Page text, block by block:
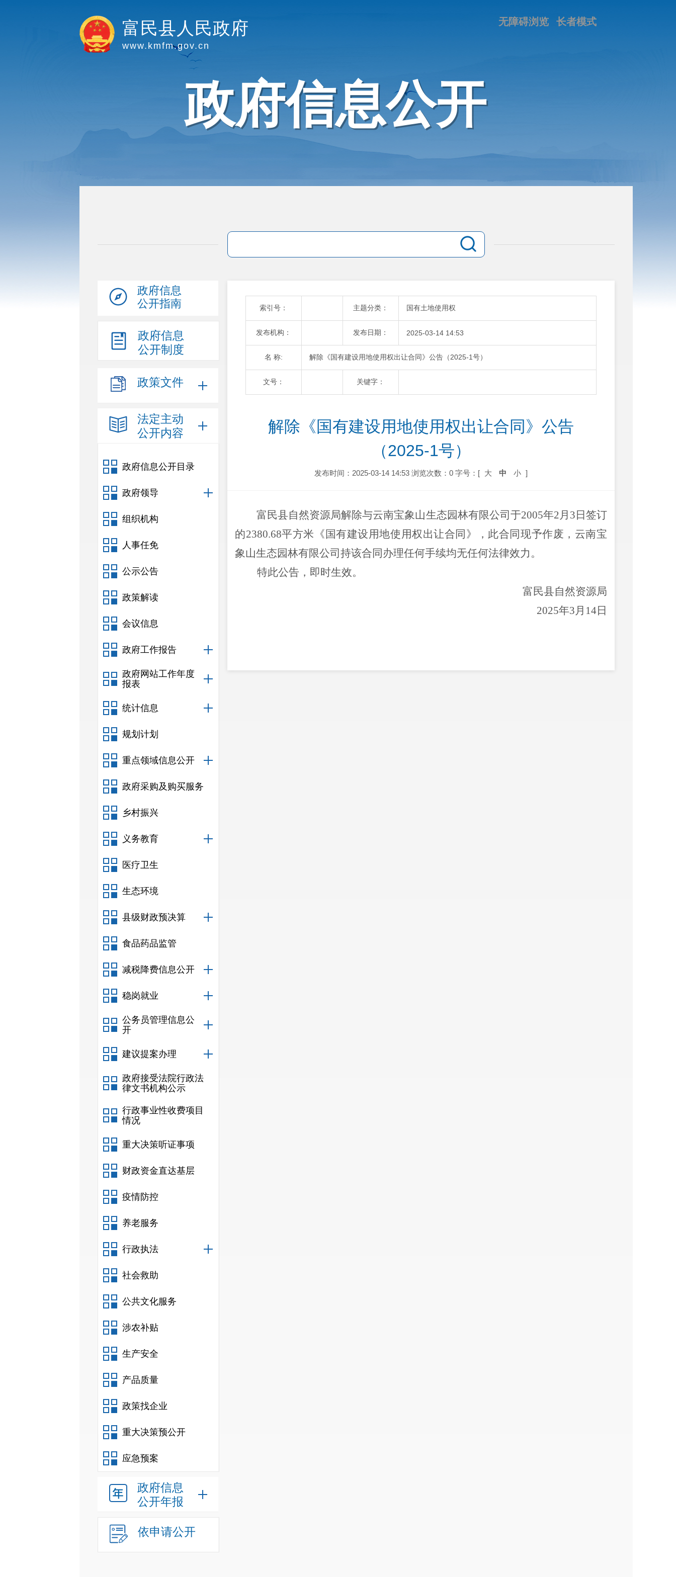
富民县人民政府
www.kmfm.gov.cn
长者模式
无障碍浏览
政府信息公开
政府信息
公开指南
政府信息
公开制度
政策文件
法定主动
公开内容
政府信息公开目录
政府领导
组织机构
人事任免
公示公告
政策解读
会议信息
政府工作报告
政府网站工作年度
报表
统计信息
规划计划
重点领域信息公开
政府采购及购买服务
乡村振兴
义务教育
医疗卫生
生态环境
县级财政预决算
食品药品监管
减税降费信息公开
稳岗就业
公务员管理信息公
开
建议提案办理
政府接受法院行政法
律文书机构公示
行政事业性收费项目
情况
重大决策听证事项
财政资金直达基层
疫情防控
养老服务
行政执法
社会救助
公共文化服务
涉农补贴
生产安全
产品质量
政策找企业
重大决策预公开
应急预案
政府信息
公开年报
依申请公开
索引号： 主题分类： 国有土地使用权
发布机构： 发布日期： 2025-03-14 14:53
名 称: 解除《国有建设用地使用权出让合同》公告（2025-1号）
文号： 关键字：
解除《国有建设用地使用权出让合同》公告
（2025-1号）
发布时间：2025-03-14 14:53 浏览次数：0 字号：[ 大 中 小 ]
富民县自然资源局解除与云南宝象山生态园林有限公司 于2005年2月 3 日 签订
的2380.68平方米 《国有建设用地使用权出让合同》 ，此合同现予作废， 云南宝
象山生态园林有限公司 持该合同办理任何手续均无任何法律效力。
特此公告 ，即时生效。
富民县自然资源局
2025年3月 14日